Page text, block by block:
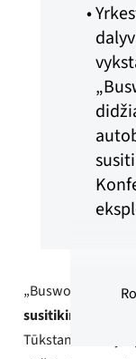
„Busworld“ yra
susitikimų vieta
Tūkstančiai